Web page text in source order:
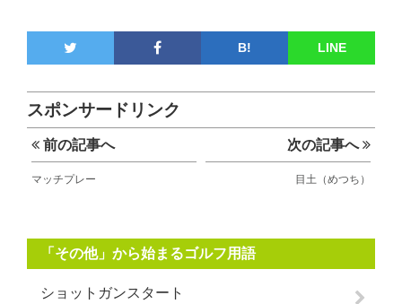
B! LINE
スポンサードリンク
前の記事へ
マッチプレー
次の記事へ
目土（めつち）
「その他」から始まるゴルフ用語
ショットガンスタート